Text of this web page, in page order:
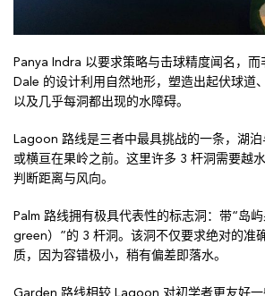
Panya Indra 以要求策略与击球精度闻名，而
Dale 的设计利用自然地形，塑造出起伏球道
以及几乎每洞都出现的水障碍。
Lagoon 路线是三者中最具挑战的一条，湖泊
或横亘在果岭之前。这里许多 3 杆洞需要越
判断距离与风向。
Palm 路线拥有极具代表性的标志洞：带“岛
green）”的 3 杆洞。该洞不仅要求绝对的准
质，因为容错极小，稍有偏差即落水。